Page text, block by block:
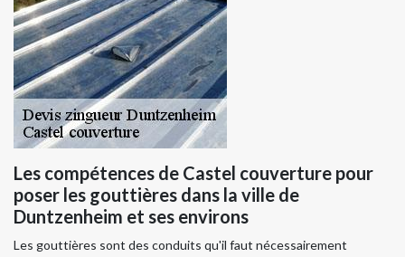
Les compétences de Castel couverture pour
poser les gouttières dans la ville de
Duntzenheim et ses environs
Les gouttières sont des conduits qu'il faut nécessairement